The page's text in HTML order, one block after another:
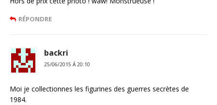
RÉPONDRE
backri
25/06/2015 Á 20:10
Moi je collectionnes les figurines des guerres secrètes de
1984.